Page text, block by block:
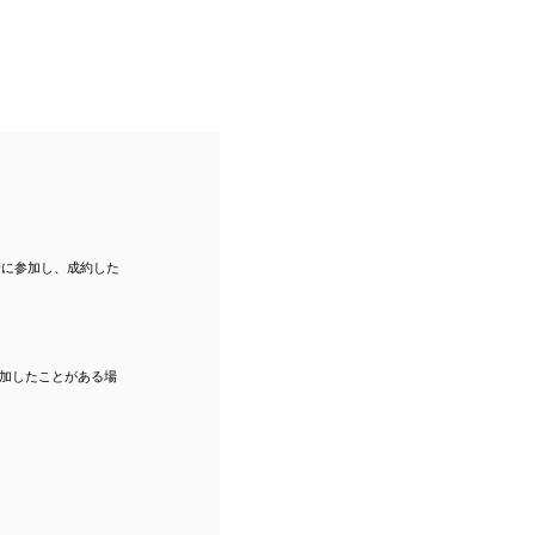
参加し、成約した
したことがある場